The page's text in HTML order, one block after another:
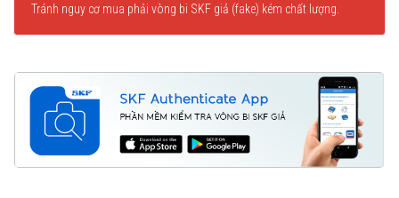
Tránh nguy cơ mua phải vòng bi SKF giả (fake) kém chất lượng.